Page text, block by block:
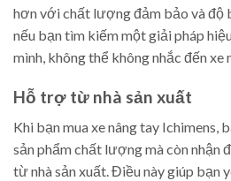
hơn với chất lượng đảm bảo và độ
nếu bạn tìm kiếm một giải pháp
mình, không thể không nhắc đến xe
Hỗ trợ từ nhà sản xuất
Khi bạn mua xe nâng tay Ichimens,
sản phẩm chất lượng mà còn
từ nhà sản xuất. Điều này giúp bạn